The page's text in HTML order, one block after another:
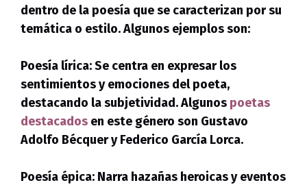
dentro de la poesía que se caracterizan por su
temática o estilo. Algunos ejemplos son:
Poesía lírica:Se centra en expresar los
sentimientos y emociones del poeta,
destacando la subjetividad. Algunos poetas
destacados en este género son Gustavo
Adolfo Bécquer y Federico García Lorca.
Poesía épica: Narra hazañas heroicas y eventos